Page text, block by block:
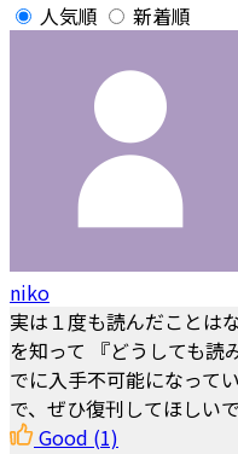
人気順 新着順
niko
実は１度も読んだことは
を知って 『どうしても読
でに入手不可能になって
で、ぜひ復刊してほしいで
Good (1)